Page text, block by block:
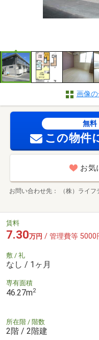
画像の
無料
この物件
お気
お問い合わせ先
（株）ライ
賃料
7.30万円 / 管理費等 5000
敷 / 礼
なし / 1ヶ月
専有面積
46.27m2
所在階 / 階数
2階 / 2階建